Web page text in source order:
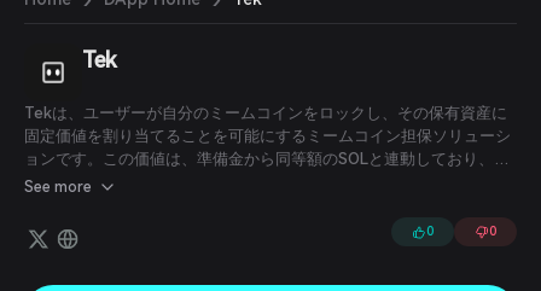
العربية
Español
Português (Brasil)
Español (Argentina)
Tek
Tekは、ユーザーが自分のミームコインをロックし、その保有資産に
固定価値を割り当てることを可能にするミームコイン担保ソリューシ
ョンです。この価値は、準備金から同等額のSOLと連動しており、そ
のSOLはさまざまな高利回りプロトコルにステークされています。ユ
AIがステーキングプロセスを積極的に管理し、リターンを最大化し最
適な利回りを確保するためにプロトコル間で資金を再配分します。
See more
0 0